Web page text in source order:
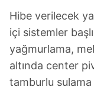
Sizlere daha iyi bir
Sitemizde
kullanılmaktadır.
verileriniz
toplumu
Hibe verilecek
içi sistemler
yağmurlama,
altında center
tamburlu